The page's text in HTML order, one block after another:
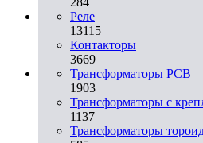
Реле
13115
Контакторы
3669
Трансформаторы PCB
1903
Трансформаторы с
1137
Трансформаторы